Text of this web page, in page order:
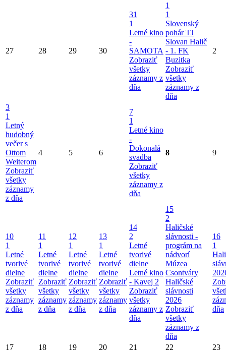
27 28 29 30
31
1
Letné kino
-
SAMOTA
Zobraziť
všetky
záznamy z
dňa
1
1
Slovenský
pohár TJ
Slovan Halič
- 1. FK
Buzitka
Zobraziť
všetky
záznamy z
dňa
2
3
1
Letný
hudobný
večer s
Ottom
Weiterom
Zobraziť
všetky
záznamy
z dňa
4 5 6
7
1
Letné kino
-
Dokonalá
svadba
Zobraziť
všetky
záznamy z
dňa
8 9
10
1
Letné
tvorivé
dielne
Zobraziť
všetky
záznamy
z dňa
11
1
Letné
tvorivé
dielne
Zobraziť
všetky
záznamy
z dňa
12
1
Letné
tvorivé
dielne
Zobraziť
všetky
záznamy
z dňa
13
1
Letné
tvorivé
dielne
Zobraziť
všetky
záznamy
z dňa
14
2
Letné
tvorivé
dielne
Letné kino
- Kavej 2
Zobraziť
všetky
záznamy z
dňa
15
2
Haličské
slávnosti -
prográm na
nádvorí
Múzea
Csontváry
Haličské
slávnosti
2026
Zobraziť
všetky
záznamy z
dňa
16
1
dňa
17 18 19 20 21 22 23